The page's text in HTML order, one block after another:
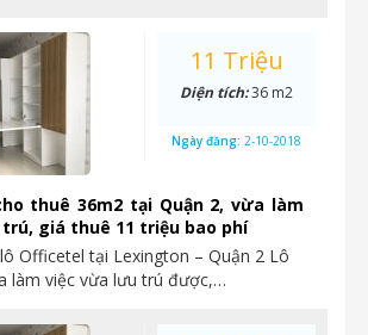
thuê 36m2 tại Quận 2, vừa làm
giá thuê 11 triệu bao phí
Officetel tại Lexington – Quận 2 Lô
làm việc vừa lưu trú được,…
11 Triệu
Diện tích:36 m2
Ngày đăng: 2-10-2018